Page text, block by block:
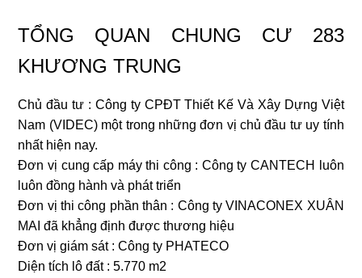
TỔNG QUAN CHUNG CƯ 283
KHƯƠNG TRUNG
Chủ đầu tư : Công ty CPĐT Thiết Kế Và Xây Dựng Việt
Nam (VIDEC) một trong những đơn vị chủ đầu tư uy tính
nhất hiện nay.
Đơn vị cung cấp máy thi công : Công ty CANTECH luôn
luôn đồng hành và phát triển
Đơn vị thi công phần thân : Công ty VINACONEX XUÂN
MAI đã khẳng định được thương hiệu
Đơn vị giám sát : Công ty PHATECO
Diện tích lô đất : 5.770 m2